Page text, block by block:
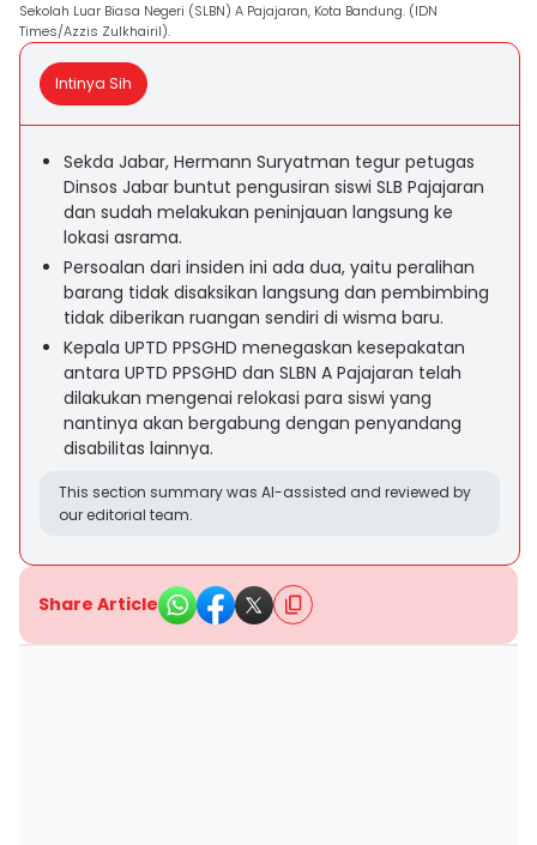
Sekolah Luar Biasa Negeri (SLBN) A Pajajaran, Kota Bandung. (IDN
Times/Azzis Zulkhairil).
Intinya Sih
Sekda Jabar, Hermann Suryatman tegur petugas
Dinsos Jabar buntut pengusiran siswi SLB Pajajaran
dan sudah melakukan peninjauan langsung ke
lokasi asrama.
Persoalan dari insiden ini ada dua, yaitu peralihan
barang tidak disaksikan langsung dan pembimbing
tidak diberikan ruangan sendiri di wisma baru.
Kepala UPTD PPSGHD menegaskan kesepakatan
antara UPTD PPSGHD dan SLBN A Pajajaran telah
dilakukan mengenai relokasi para siswi yang
nantinya akan bergabung dengan penyandang
disabilitas lainnya.
This section summary was AI-assisted and reviewed by
our editorial team.
Share Article